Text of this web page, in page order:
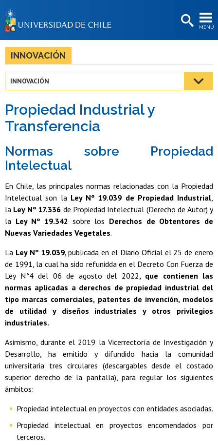
MENÚ
BIBLIOTECAS
Estudiantes
Académicas/os
Funcionarias/os
Egresadas/os
INNOVACIÓN
INNOVACIÓN
Propiedad Industrial y
Transferencia
Normas sobre Propiedad
Intelectual
En Chile, las principales normas relacionadas con la Propiedad
Intelectual son la Ley Nº 19.039 de Propiedad Industrial
la Ley Nº 17.336 de Propiedad Intelectual (Derecho de Autor) y
la Ley Nº 19.342 sobre los Derechos de Obtentores de
Nuevas Variedades Vegetales.
La Ley Nº 19.039,publicada en el Diario Oficial el 25 de enero
de 1991, la cual ha sido refunidda en el Decreto Con Fuerza de
Ley N°4 del 06 de agosto del 2022, que contienen las
normas aplicadas a derechos de propiedad industrial del
tipo marcas comerciales, patentes de invención, modelos
de utilidad y diseños industriales y otros privilegios
industriales.
Asimismo, durante el 2019 la Vicerrectoría de Investigación y
Desarrollo, ha emitido y difundido hacia la comunidad
universitaria tres circulares (descargables desde el costado
superior derecho de la pantalla), para regular los siguientes
ámbitos:
Propiedad intelectual en proyectos con entidades asociadas.
Propiedad intelectual en proyectos encomendados por
terceros.